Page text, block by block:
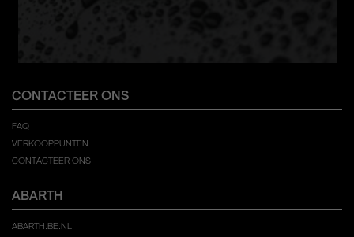
CONTACTEER ONS
FAQ
VERKOOPPUNTEN
CONTACTEER ONS
ABARTH
ABARTH.BE.NL